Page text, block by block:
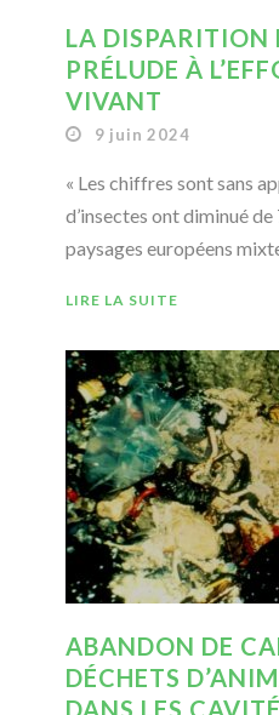
LA DISPARITION
PRÉLUDE À
VIVANT
9 juin 2024
« Les chiffres sont sans
d’insectes ont diminué de
paysages européens
LIRE LA SUITE
ABANDON DE
DÉCHETS
DANS LES